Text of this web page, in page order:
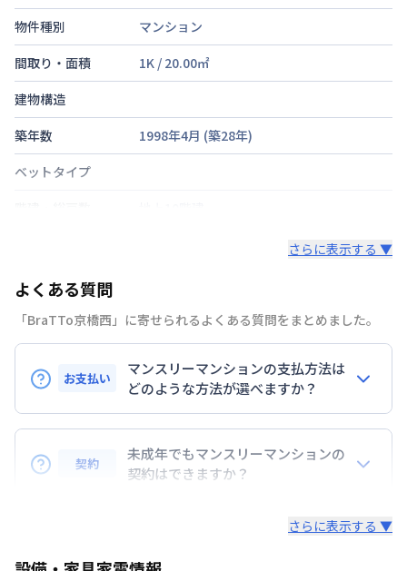
物件種別
マンション
間取り・面積
1K / 20.00㎡
建物構造
築年数
1998年4月 (築28年)
ベットタイプ
部屋の向き
禁煙・喫煙
交通
大阪市長堀鶴見緑地大阪ビジネスパーク駅
徒歩4分
駐車場
なし
さらに表示する ▼
よくある質問
「BraTTo京橋西」に寄せられるよくある質問をまとめました。
お支払い
マンスリーマンションの支払方法は
どのような方法が選べますか？
BraTToの運営するマンスリーマンションのお支払い
は、指定口座へのお振込み・当社での現金払い、クレ
ジットカード払い（DCカード、VISAカード、Master
契約
未成年でもマンスリーマンションの
契約はできますか？
さらに表示する ▼